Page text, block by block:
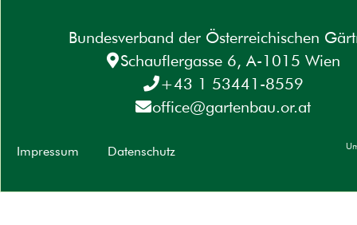
Bundesverband der Österreichischen
Schauflergasse 6, A-1015 Wien
+43 1 53441-8559
office@gartenbau.or.at
Impressum Datenschutz